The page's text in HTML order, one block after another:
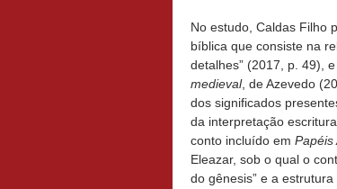
No estudo, Caldas Filho
bíblica que consiste na
detalhes” (2017, p. 49),
medieval, de Azevedo
dos significados
da interpretação
conto incluído em Papéis
Eleazar, sob o qual o
do gênesis” e a